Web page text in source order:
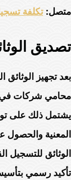
متصل:تكلفة
تصديق
بعد تجهيز
محامي شركات في
يشتمل ذلك على
المعنية
الوثائق للتسجيل
تأكيد رسمي